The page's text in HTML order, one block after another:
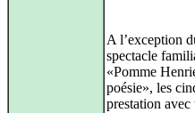
A l’exception
spectacle
«Pomme
poésie», les
prestation